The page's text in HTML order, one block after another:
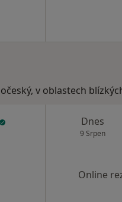
v oblastech
Dnes
9 Srpen
Online